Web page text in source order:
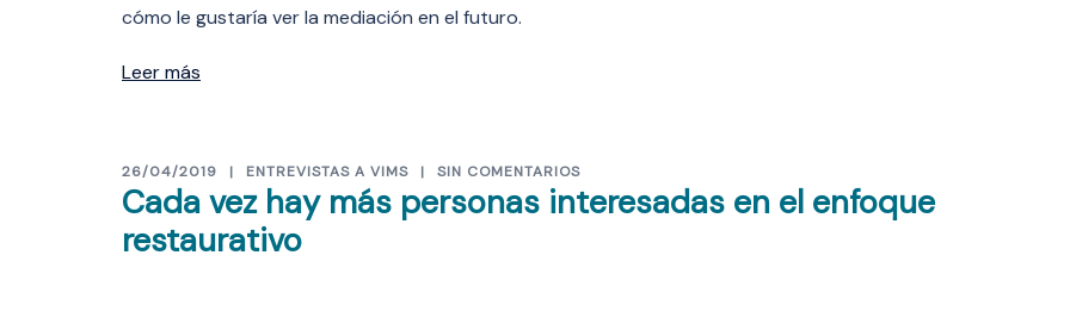
cómo le gustaría ver la mediación en el futuro.
Leer más
26/04/2019 ENTREVISTAS A VIMS SIN COMENTARIOS
Cada vez hay más personas interesadas en el enfoque
restaurativo